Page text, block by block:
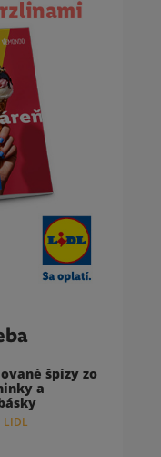
špízy zo
a
LIDL